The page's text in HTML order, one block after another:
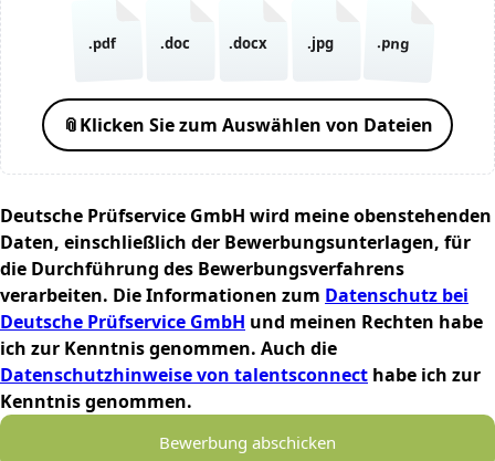
.pdf .doc .docx .jpg .png
📎Klicken Sie zum Auswählen von Dateien
Deutsche Prüfservice GmbH wird meine obenstehenden
Daten, einschließlich der Bewerbungsunterlagen, für
die Durchführung des Bewerbungsverfahrens
verarbeiten. Die Informationen zum Datenschutz bei
Deutsche Prüfservice GmbH und meinen Rechten habe
ich zur Kenntnis genommen. Auch die
Datenschutzhinweise von talentsconnect habe ich zur
Kenntnis genommen.
Bewerbung abschicken